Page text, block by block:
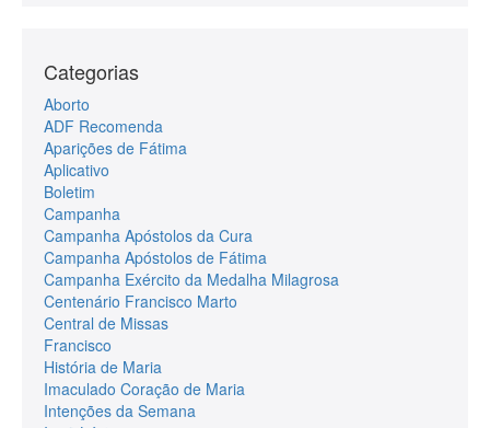
Categorias
Aborto
ADF Recomenda
Aparições de Fátima
Aplicativo
Boletim
Campanha
Campanha Apóstolos da Cura
Campanha Apóstolos de Fátima
Campanha Exército da Medalha Milagrosa
Centenário Francisco Marto
Central de Missas
Francisco
História de Maria
Imaculado Coração de Maria
Intenções da Semana